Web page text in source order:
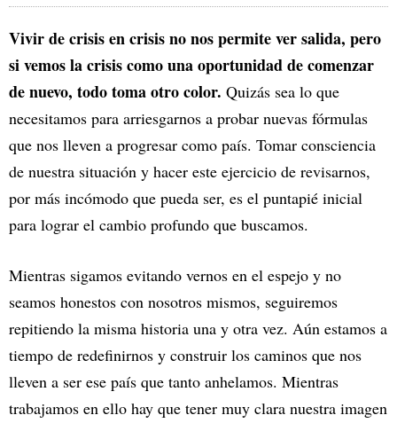
Vivir de crisis en crisis no nos permite ver salida, pero
si vemos la crisis como una oportunidad de comenzar
de nuevo, todo toma otro color. Quizás sea lo que
necesitamos para arriesgarnos a probar nuevas fórmulas
que nos lleven a progresar como país. Tomar consciencia
de nuestra situación y hacer este ejercicio de revisarnos,
por más incómodo que pueda ser, es el puntapié inicial
para lograr el cambio profundo que buscamos.
Mientras sigamos evitando vernos en el espejo y no
seamos honestos con nosotros mismos, seguiremos
repitiendo la misma historia una y otra vez. Aún estamos a
tiempo de redefinirnos y construir los caminos que nos
lleven a ser ese país que tanto anhelamos. Mientras
trabajamos en ello hay que tener muy clara nuestra imagen